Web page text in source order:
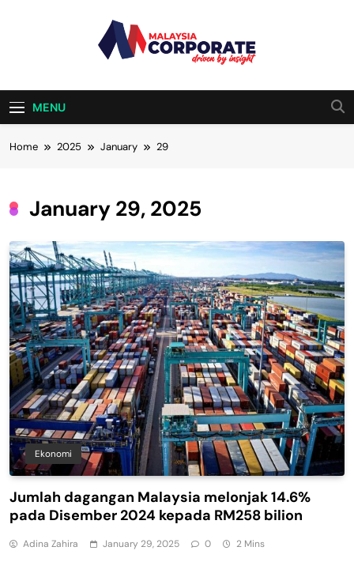
Malaysia
Corporate
MENU
Home 2025 January 29
January 29, 2025
Ekonomi
Jumlah dagangan Malaysia melonjak 14.6%
pada Disember 2024 kepada RM258 bilion
Adina Zahira January 29, 2025 0 2 Mins